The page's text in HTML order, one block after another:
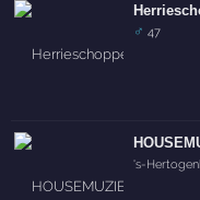
♂ 47
's-